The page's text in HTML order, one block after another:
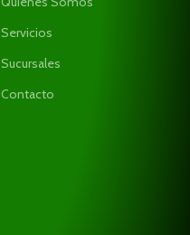
Servicios
Sucursales
Contacto